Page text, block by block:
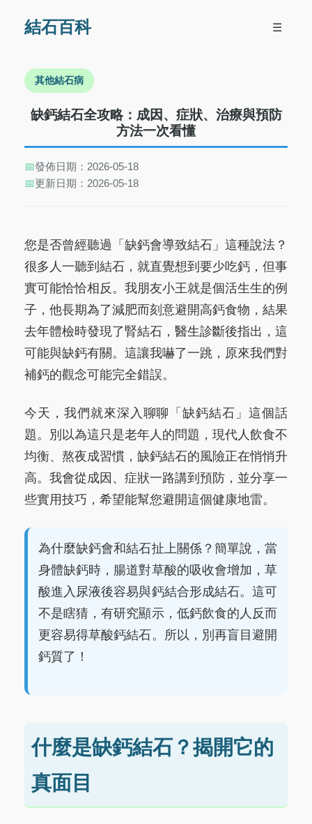
結石百科 ☰
其他結石病
缺鈣結石全攻略：成因、症狀、治療與預防
方法一次看懂
📅發佈日期：2026-05-18
📅更新日期：2026-05-18
您是否曾經聽過「缺鈣會導致結石」這種說法？
很多人一聽到結石，就直覺想到要少吃鈣，但事
實可能恰恰相反。我朋友小王就是個活生生的例
子，他長期為了減肥而刻意避開高鈣食物，結果
去年體檢時發現了腎結石，醫生診斷後指出，這
可能與缺鈣有關。這讓我嚇了一跳，原來我們對
補鈣的觀念可能完全錯誤。
今天，我們就來深入聊聊「缺鈣結石」這個話
題。別以為這只是老年人的問題，現代人飲食不
均衡、熬夜成習慣，缺鈣結石的風險正在悄悄升
高。我會從成因、症狀一路講到預防，並分享一
些實用技巧，希望能幫您避開這個健康地雷。
為什麼缺鈣會和結石扯上關係？簡單說，當
身體缺鈣時，腸道對草酸的吸收會增加，草
酸進入尿液後容易與鈣結合形成結石。這可
不是瞎猜，有研究顯示，低鈣飲食的人反而
更容易得草酸鈣結石。所以，別再盲目避開
鈣質了！
什麼是缺鈣結石？揭開它的
真面目